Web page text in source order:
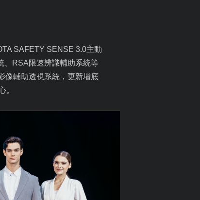
SAFETY SENSE 3.0主動
RSA限速辨識輔助系統等
像輔助透視系統，更新增底
。